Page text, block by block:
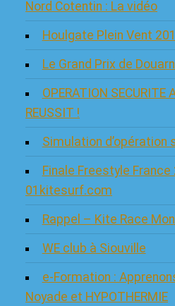
Nord Cotentin : La vidéo
Houlgate Plein Vent
Le Grand Prix de
OPERATION SECURITE
REUSSIT !
Simulation d’opération
Finale Freestyle
01kitesurf.com
Rappel – Kite Race
WE club à Siouville
e-Formation :
Noyade et HYPOTHERMIE